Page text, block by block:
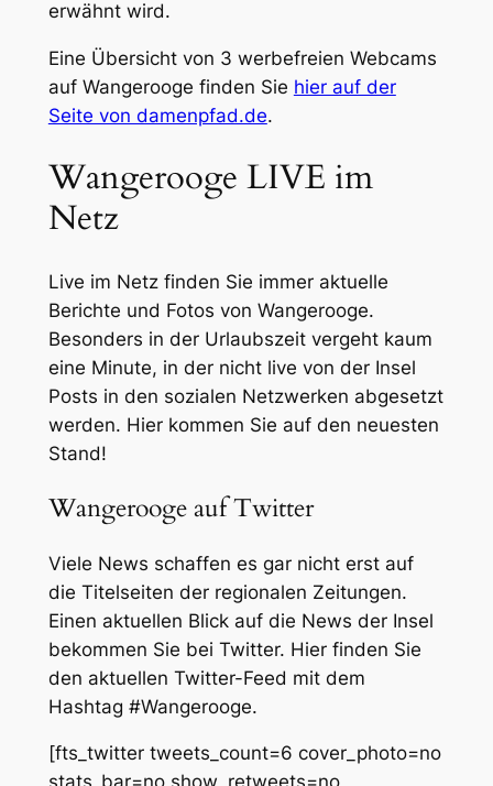
erwähnt wird.
Eine Übersicht von 3 werbefreien Webcams
auf Wangerooge finden Sie hier auf der
Seite von damenpfad.de.
Wangerooge LIVE im
Netz
Live im Netz finden Sie immer aktuelle
Berichte und Fotos von Wangerooge.
Besonders in der Urlaubszeit vergeht kaum
eine Minute, in der nicht live von der Insel
Posts in den sozialen Netzwerken abgesetzt
werden. Hier kommen Sie auf den neuesten
Stand!
Wangerooge auf Twitter
Viele News schaffen es gar nicht erst auf
die Titelseiten der regionalen Zeitungen.
Einen aktuellen Blick auf die News der Insel
bekommen Sie bei Twitter. Hier finden Sie
den aktuellen Twitter-Feed mit dem
Hashtag #Wangerooge.
[fts_twitter tweets_count=6 cover_photo=no